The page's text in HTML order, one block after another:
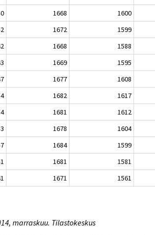
1668 1600
1672 1599
1668 1588
1669 1595
1677 1608
1682 1617
1681 1612
1678 1604
1684 1599
1681 1581
1671 1561
marraskuu. Tilastokeskus